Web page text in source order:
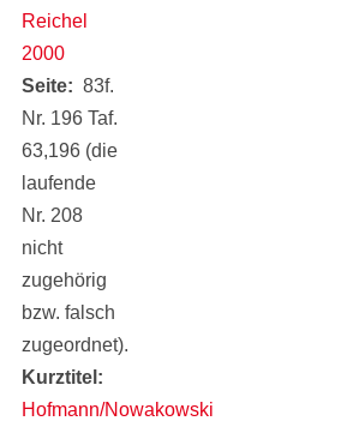
Reichel
2000
Seite
83f.
Nr. 196 Taf.
63,196 (die
laufende
Nr. 208
nicht
zugehörig
bzw. falsch
zugeordnet).
Kurztitel
Hofmann/Nowakowski